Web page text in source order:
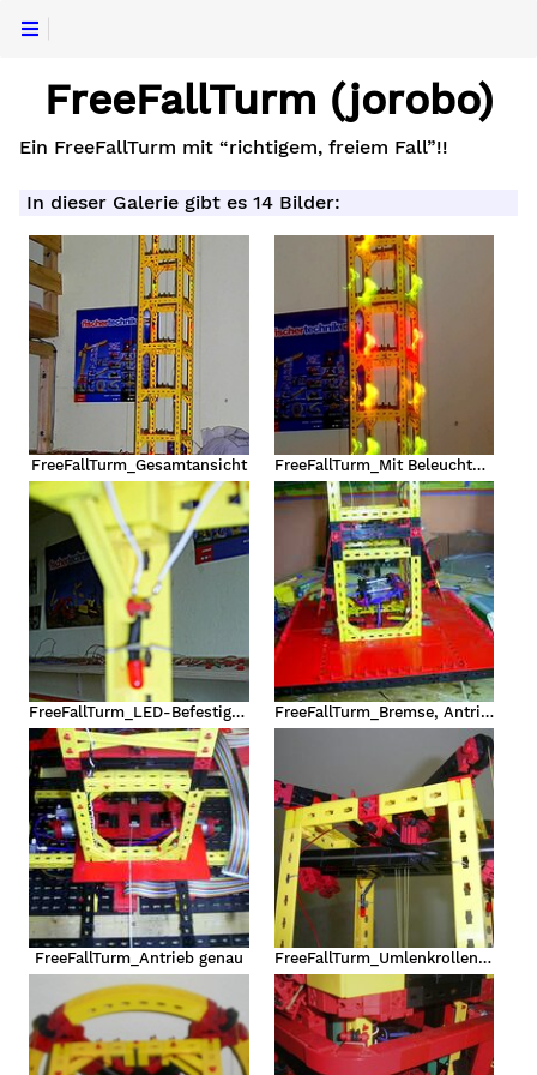
FreeFallTurm (jorobo)
Ein FreeFallTurm mit “richtigem, freiem Fall”!!
In dieser Galerie gibt es 14 Bilder:
FreeFallTurm_Gesamtansicht FreeFallTurm_Mit Beleuchtung
FreeFallTurm_LED-Befestigung FreeFallTurm_Bremse, Antrieb, etc.
FreeFallTurm_Antrieb genau FreeFallTurm_Umlenkrollen, Abstoßwippe